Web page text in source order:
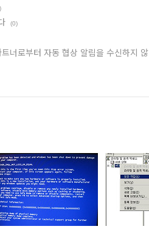
(0)
로부터 자동 협상 알림을 수신하지 않